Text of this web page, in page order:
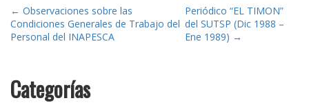
Post
navigation
← Observaciones sobre las
Condiciones Generales de Trabajo del
Personal del INAPESCA
Periódico “EL TIMON”
del SUTSP (Dic 1988 –
Ene 1989) →
Categorías